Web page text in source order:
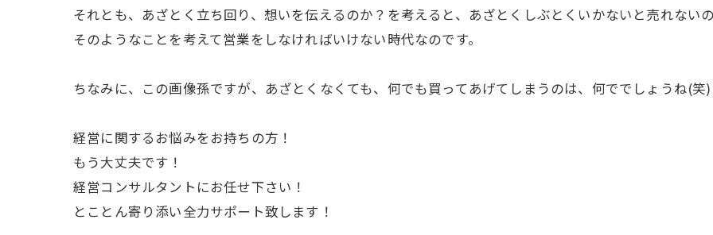
それとも、あざとく立ち回り、想いを伝えるのか？を考えると、あざとくしぶとくいかないと売れない
そのようなことを考えて営業をしなければいけない時代なのです。
ちなみに、この画像孫ですが、あざとくなくても、何でも買ってあげてしまうのは、何ででしょうね(笑)
経営に関するお悩みをお持ちの方！
もう大丈夫です！
経営コンサルタントにお任せ下さい！
とことん寄り添い全力サポート致します！